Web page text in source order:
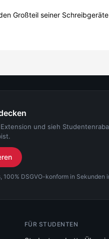
Großteil seiner
und sieh
100% DSGVO-konform in Sekunden
FÜR STUDENTEN